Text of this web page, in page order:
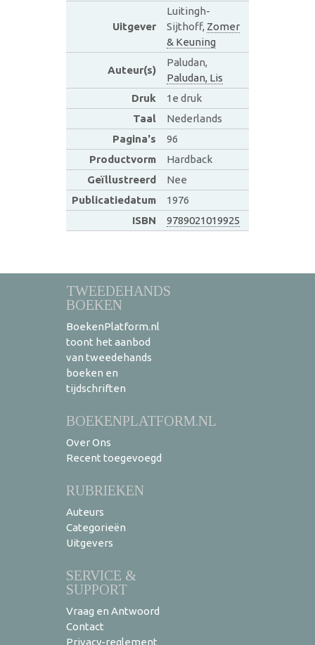
Uitgever
Luitingh-
Sijthoff, Zomer
& Keuning
Auteur(s)
Paludan,
Paludan, Lis
Druk
1e druk
Taal
Nederlands
Pagina's
96
Productvorm
Hardback
Geïllustreerd
Nee
Publicatiedatum
1976
ISBN
9789021019925
TWEEDEHANDS
BOEKEN
BoekenPlatform.nl
toont het aanbod
van tweedehands
boeken en
tijdschriften
BOEKENPLATFORM.NL
Over Ons
Recent toegevoegd
RUBRIEKEN
Auteurs
Categorieën
Uitgevers
SERVICE &
SUPPORT
Vraag en Antwoord
Contact
Privacy-reglement